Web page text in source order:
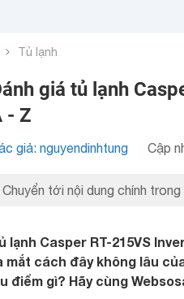
Tủ lạnh
giá tủ lạnh
- Z
giả: nguyendinhtung Cập
Chuyển tới nội dung chính trong
lạnh Casper RT-215VS
mắt cách đây không lâu
điểm gì? Hãy cùng